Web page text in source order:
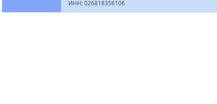
ИНН: 026818356106